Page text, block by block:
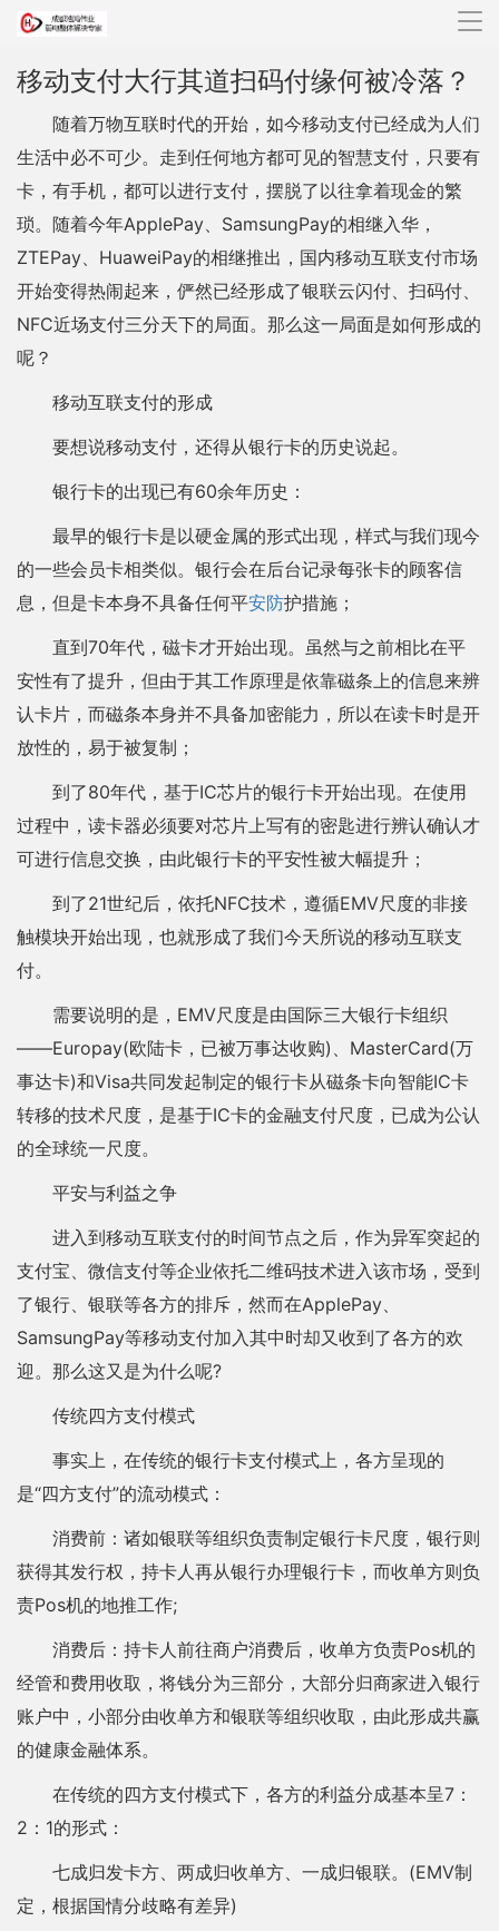
导
移动支付大行其道扫码付缘何被冷落？
随着万物互联时代的开始，如今移动支付已经成为人们
生活中必不可少。走到任何地方都可见的智慧支付，只要有
卡，有手机，都可以进行支付，摆脱了以往拿着现金的繁
琐。随着今年ApplePay、SamsungPay的相继入华，
ZTEPay、HuaweiPay的相继推出，国内移动互联支付市场
开始变得热闹起来，俨然已经形成了银联云闪付、扫码付、
NFC近场支付三分天下的局面。那么这一局面是如何形成的
呢？
移动互联支付的形成
要想说移动支付，还得从银行卡的历史说起。
银行卡的出现已有60余年历史：
最早的银行卡是以硬金属的形式出现，样式与我们现今
的一些会员卡相类似。银行会在后台记录每张卡的顾客信
息，但是卡本身不具备任何平安防护措施；
直到70年代，磁卡才开始出现。虽然与之前相比在平
安性有了提升，但由于其工作原理是依靠磁条上的信息来辨
认卡片，而磁条本身并不具备加密能力，所以在读卡时是开
放性的，易于被复制；
到了80年代，基于IC芯片的银行卡开始出现。在使用
过程中，读卡器必须要对芯片上写有的密匙进行辨认确认才
可进行信息交换，由此银行卡的平安性被大幅提升；
到了21世纪后，依托NFC技术，遵循EMV尺度的非接
触模块开始出现，也就形成了我们今天所说的移动互联支
付。
需要说明的是，EMV尺度是由国际三大银行卡组织
——Europay(欧陆卡，已被万事达收购)、MasterCard(万
事达卡)和Visa共同发起制定的银行卡从磁条卡向智能IC卡
转移的技术尺度，是基于IC卡的金融支付尺度，已成为公认
的全球统一尺度。
平安与利益之争
进入到移动互联支付的时间节点之后，作为异军突起的
支付宝、微信支付等企业依托二维码技术进入该市场，受到
了银行、银联等各方的排斥，然而在ApplePay、
SamsungPay等移动支付加入其中时却又收到了各方的欢
迎。那么这又是为什么呢?
传统四方支付模式
事实上，在传统的银行卡支付模式上，各方呈现的
是“四方支付”的流动模式：
消费前：诸如银联等组织负责制定银行卡尺度，银行则
获得其发行权，持卡人再从银行办理银行卡，而收单方则负
责Pos机的地推工作;
消费后：持卡人前往商户消费后，收单方负责Pos机的
经管和费用收取，将钱分为三部分，大部分归商家进入银行
账户中，小部分由收单方和银联等组织收取，由此形成共赢
的健康金融体系。
在传统的四方支付模式下，各方的利益分成基本呈7：
2：1的形式：
七成归发卡方、两成归收单方、一成归银联。(EMV制
定，根据国情分歧略有差异)